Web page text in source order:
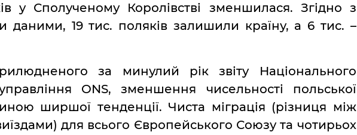
у Сполученому Королівстві зменшилася. Згідно з
19 тис. поляків залишили країну, а 6 тис. –
за минулий рік звіту Національного
ONS, зменшення чисельності польської
ширшої тенденції. Чиста міграція (різниця між
для всього Європейського Союзу та чотирьох